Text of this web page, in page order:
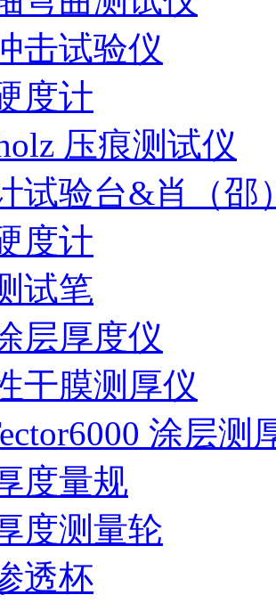
击试验仪
度计
压痕测试仪
试验台&肖（邵
度计
试笔
层厚度仪
干膜测厚仪
涂层测
度量规
度测量轮
透杯